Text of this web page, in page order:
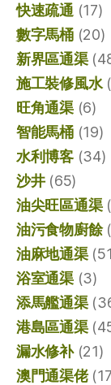
快速疏通 (17)
數字馬桶(20)
新界區通渠
施工裝修風水
旺角通渠(6)
智能馬桶(19)
水利博客(34)
沙井(65)
油尖旺區通渠
油污食物廚餘
油麻地通渠
浴室通渠(3)
添馬艦通渠
港島區通渠
漏水修补(21)
澳門通渠佬